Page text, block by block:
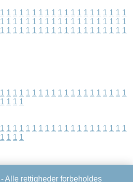
1 1 1 1 1 1 1 1 1 1 1 1 1 1 1 1 1 1 1 1
1 1 1 1 1 1 1 1 1 1 1 1 1 1 1 1 1 1 1 1
1 1 1 1 1 1 1 1 1 1 1 1 1 1 1 1 1 1 1 1
1 1 1 1 1 1 1 1 1 1 1 1 1 1 1 1 1 1 1 1
1 1 1 1
1 1 1 1 1 1 1 1 1 1 1 1 1 1 1 1 1 1 1 1
1 1 1 1
- Alle rettigheder forbeholdes